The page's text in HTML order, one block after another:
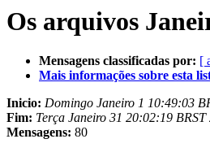
Os arquivos
Mensagens classificadas por: [
Mais informações sobre esta
Inicio: Domingo Janeiro 1 10:49:03
Fim: Terça Janeiro 31 20:02:19 BRST
Mensagens: 80